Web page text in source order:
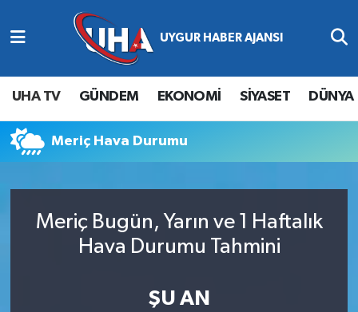
UHA TV GÜNDEM EKONOMİ SİYASET DÜNYA
Meriç Hava Durumu
Meriç Bugün, Yarın ve 1 Haftalık
Hava Durumu Tahmini
ŞU AN
Abone Ol
Gündem
Ekonomi
Siyaset
Nöbetçi Eczaneler
Hava Durumu
Namaz Vakitleri
Süper Lig Puan Durumu ve Fikstür
Son Dakika Haberleri